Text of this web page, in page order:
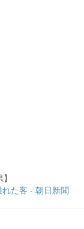
た客 - 朝日新聞